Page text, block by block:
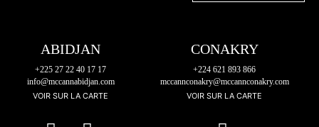
ABIDJAN
+225 27 22 40 17 17
info@mccannabidjan.com
VOIR SUR LA CARTE
CONAKRY
+224 621 893 866
mccannconakry@mccannconakry.com
VOIR SUR LA CARTE